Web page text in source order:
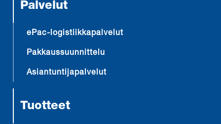
Palvelut
ePac-logistiikkapalvelut
Pakkaussuunnittelu
Asiantuntijapalvelut
Tuotteet